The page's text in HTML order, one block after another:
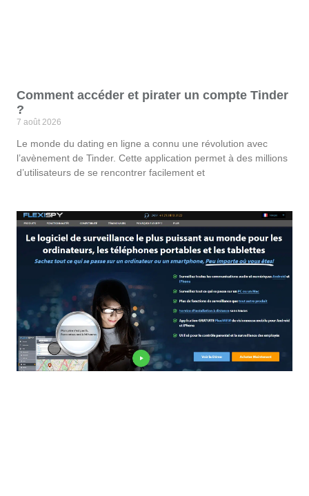
Comment accéder et pirater un compte Tinder
?
7 août 2026
Le monde du dating en ligne a connu une révolution avec
l’avènement de Tinder. Cette application permet à des millions
d’utilisateurs de se rencontrer facilement et